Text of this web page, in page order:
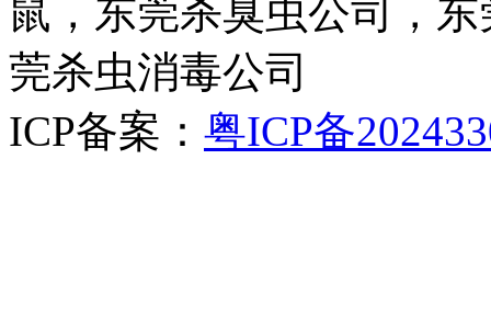
鼠，东莞杀臭虫公司，
莞杀虫消毒公司
ICP备案： 粤ICP备